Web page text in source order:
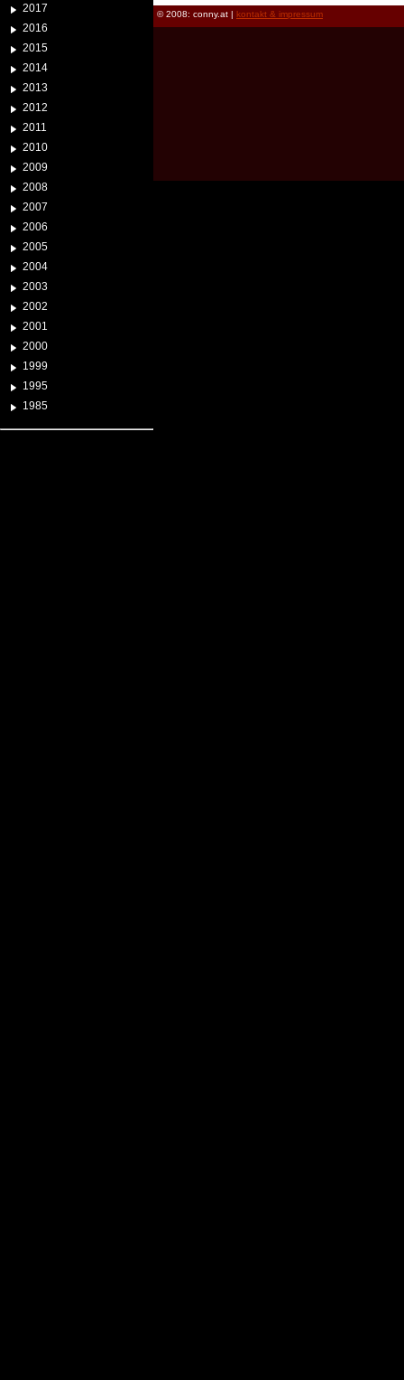
2017
2016
2015
2014
2013
2012
2011
2010
2009
2008
2007
2006
2005
2004
2003
2002
2001
2000
1999
1995
1985
© 2008: conny.at | kontakt & impressum